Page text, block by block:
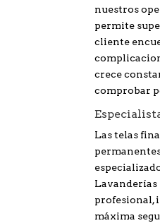
nuestros
permite
cliente
crece
comprobar
Las telas
Lavanderías
profesional,
máxima